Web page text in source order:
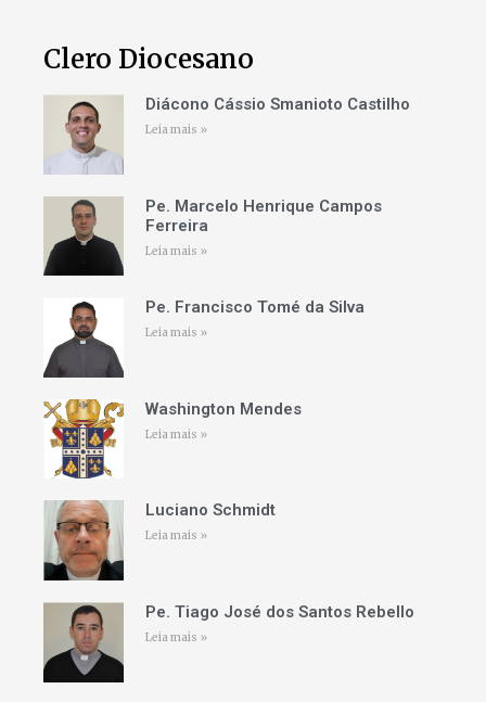
Clero Diocesano
Diácono Cássio Smanioto Castilho
Leia mais »
Pe. Marcelo Henrique Campos
Ferreira
Leia mais »
Pe. Francisco Tomé da Silva
Leia mais »
Washington Mendes
Leia mais »
Luciano Schmidt
Leia mais »
Pe. Tiago José dos Santos Rebello
Leia mais »